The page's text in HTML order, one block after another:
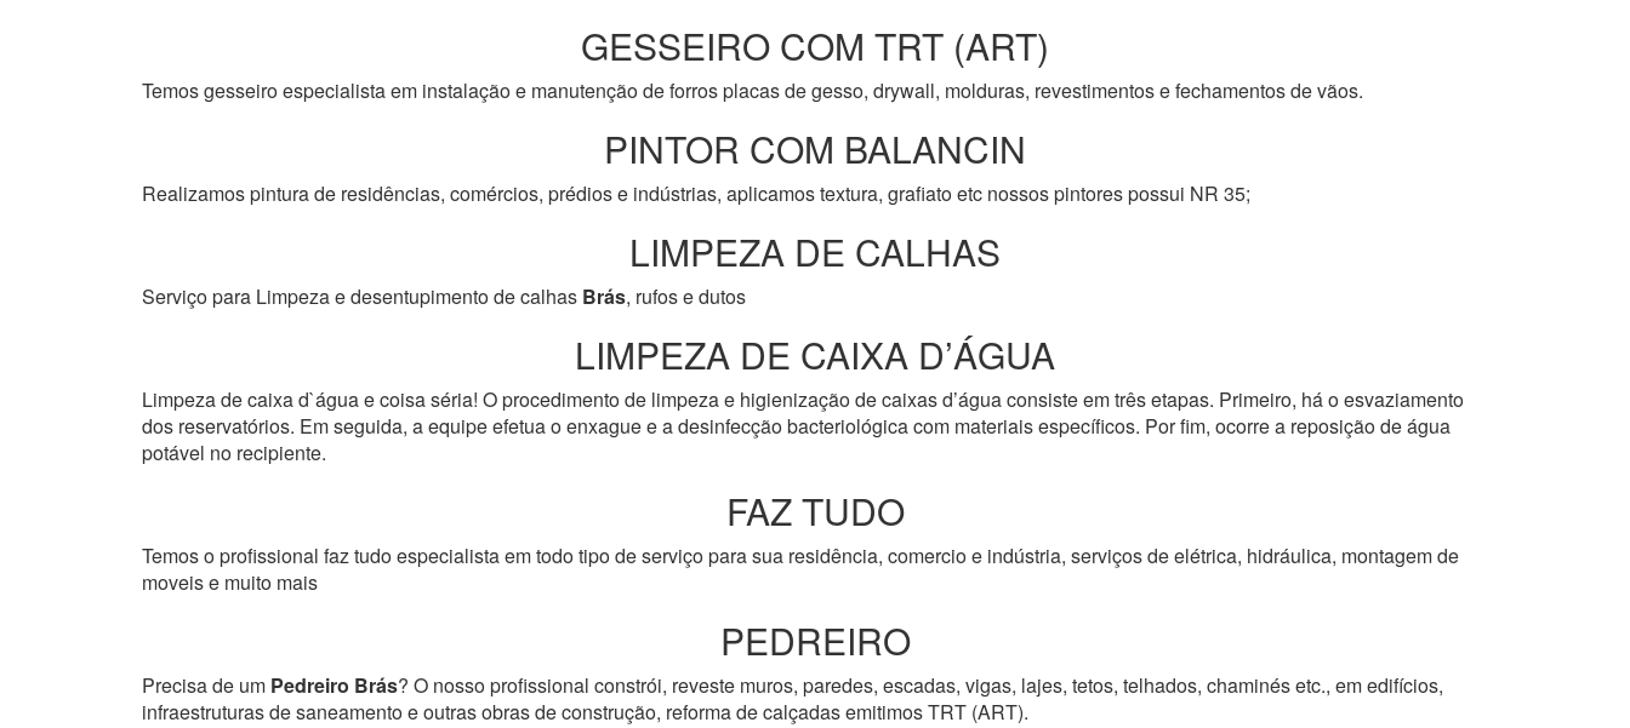
GESSEIRO COM TRT (ART)
Temos gesseiro especialista em instalação e manutenção de forros placas de gesso, drywall, molduras, revestimentos e fechamentos de vãos.
PINTOR COM BALANCIN
Realizamos pintura de residências, comércios, prédios e indústrias, aplicamos textura, grafiato etc nossos pintores possui NR 35;
LIMPEZA DE CALHAS
Serviço para Limpeza e desentupimento de calhas Brás, rufos e dutos
LIMPEZA DE CAIXA D’ÁGUA
Limpeza de caixa d`água e coisa séria! O procedimento de limpeza e higienização de caixas d’água consiste em três etapas. Primeiro, há o esvaziamento
dos reservatórios. Em seguida, a equipe efetua o enxague e a desinfecção bacteriológica com materiais específicos. Por fim, ocorre a reposição de água
potável no recipiente.
FAZ TUDO
Temos o profissional faz tudo especialista em todo tipo de serviço para sua residência, comercio e indústria, serviços de elétrica, hidráulica, montagem de
moveis e muito mais
PEDREIRO
Precisa de um Pedreiro Brás? O nosso profissional constrói, reveste muros, paredes, escadas, vigas, lajes, tetos, telhados, chaminés etc., em edifícios,
infraestruturas de saneamento e outras obras de construção, reforma de calçadas emitimos TRT (ART).